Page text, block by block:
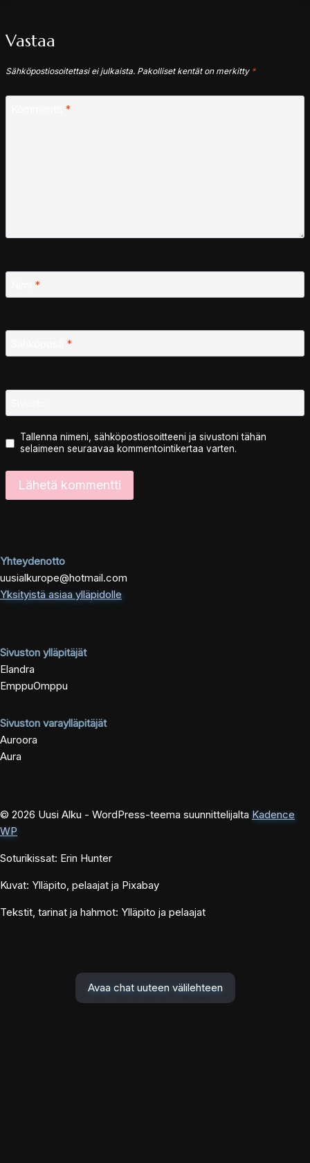
Vastaa
Sähköpostiosoitettasi ei julkaista. Pakolliset kentät on merkitty *
*
*
*
Tallenna nimeni, sähköpostiosoitteeni ja sivustoni tähän
selaimeen seuraavaa kommentointikertaa varten.
Yhteydenotto
uusialkurope@hotmail.com
Yksityistä asiaa ylläpidolle
Sivuston ylläpitäjät
Elandra
EmppuOmppu
Sivuston varaylläpitäjät
Auroora
Aura
© 2026 Uusi Alku - WordPress-teema suunnittelijalta Kadence
WP
Soturikissat: Erin Hunter
Kuvat: Ylläpito, pelaajat ja Pixabay
Tekstit, tarinat ja hahmot: Ylläpito ja pelaajat
Avaa chat uuteen välilehteen